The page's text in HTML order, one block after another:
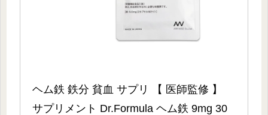
ヘム鉄 鉄分 貧血 サプリ 【 医師監修 】
サプリメント Dr.Formula ヘム鉄 9mg 30